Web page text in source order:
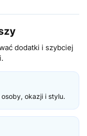
dodatki i szybciej
okazji i stylu.